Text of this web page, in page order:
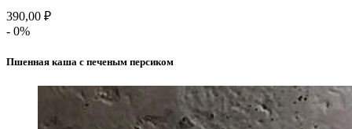
390,00 ₽
- 0%
Пшенная каша с печеным персиком